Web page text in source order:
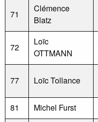
71
Clémence
Blatz
72
Loïc
OTTMANN
77 Loïc Tollance
81
Michel Furst